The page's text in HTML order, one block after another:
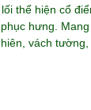
thể hiện cổ
hưng.
vách tường,